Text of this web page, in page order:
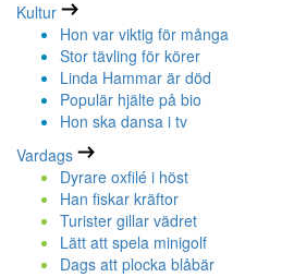
Kultur
Hon var viktig för många
Stor tävling för körer
Linda Hammar är död
Populär hjälte på bio
Hon ska dansa i tv
Vardags
Dyrare oxfilé i höst
Han fiskar kräftor
Turister gillar vädret
Lätt att spela minigolf
Dags att plocka blåbär